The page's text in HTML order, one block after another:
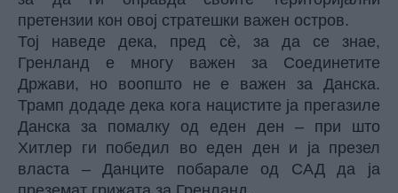
претензии кон овој стратешки важен остров.
Тој наведе дека, пред сè, за да се знае,
Гренланд е многу важен за Соединетите
Држави, но воопшто не е важен за Данска.
Трамп додаде дека кога нацистите ја прегазиле
Данска за помалку од еден ден – при што
Хитлер ги победил во еден ден и ја презел
власта – Данците побарале од САД да ја